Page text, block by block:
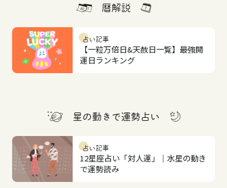
暦解説
占い記事
【一粒万倍日&天赦日一覧】最強開
運日ランキング
星の動きで運勢占い
占い記事
12星座占い「対人運」｜水星の動き
で運勢読み